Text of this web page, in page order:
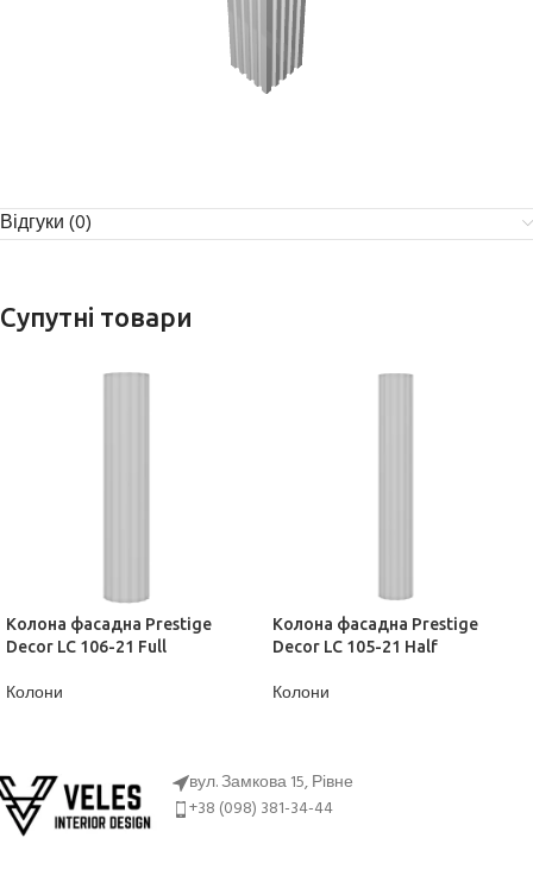
Відгуки (0)
Супутні товари
Колона фасадна Prestige
Decor LC 106-21 Full
Колони
Колона фасадна Prestige
Decor LC 105-21 Half
Колони
вул. Замкова 15, Рівне
+38 (098) 381-34-44